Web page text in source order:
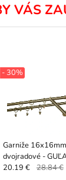
VÁS
Garniže
dvojradové -
CRYSTAL - antik
- 30%
20.19 € 28.84 €